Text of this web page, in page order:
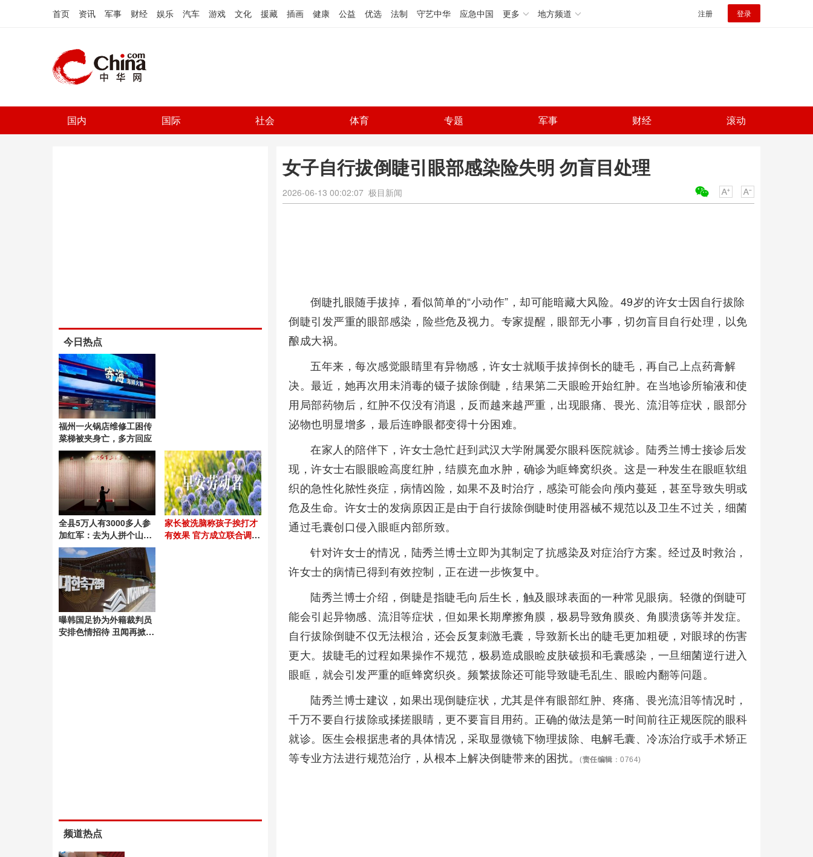
首页 资讯 军事 财经 娱乐 汽车 游戏 文化 援藏 插画 健康 公益 优选 法制 守艺中华 应急中国 更多 地方频道 注册 登录
国内 国际 社会 体育 专题 军事 财经 滚动
女子自行拔倒睫引眼部感染险失明 勿盲目处理
2026-06-13 00:02:07 极目新闻
倒睫扎眼随手拔掉，看似简单的“小动作”，却可能暗藏大风险。49岁的许女士因自行拔除
倒睫引发严重的眼部感染，险些危及视力。专家提醒，眼部无小事，切勿盲目自行处理，以免
酿成大祸。
五年来，每次感觉眼睛里有异物感，许女士就顺手拔掉倒长的睫毛，再自己上点药膏解
决。最近，她再次用未消毒的镊子拔除倒睫，结果第二天眼睑开始红肿。在当地诊所输液和使
用局部药物后，红肿不仅没有消退，反而越来越严重，出现眼痛、畏光、流泪等症状，眼部分
泌物也明显增多，最后连睁眼都变得十分困难。
在家人的陪伴下，许女士急忙赶到武汉大学附属爱尔眼科医院就诊。陆秀兰博士接诊后发
现，许女士右眼眼睑高度红肿，结膜充血水肿，确诊为眶蜂窝织炎。这是一种发生在眼眶软组
织的急性化脓性炎症，病情凶险，如果不及时治疗，感染可能会向颅内蔓延，甚至导致失明或
危及生命。许女士的发病原因正是由于自行拔除倒睫时使用器械不规范以及卫生不过关，细菌
通过毛囊创口侵入眼眶内部所致。
针对许女士的情况，陆秀兰博士立即为其制定了抗感染及对症治疗方案。经过及时救治，
许女士的病情已得到有效控制，正在进一步恢复中。
陆秀兰博士介绍，倒睫是指睫毛向后生长，触及眼球表面的一种常见眼病。轻微的倒睫可
能会引起异物感、流泪等症状，但如果长期摩擦角膜，极易导致角膜炎、角膜溃疡等并发症。
自行拔除倒睫不仅无法根治，还会反复刺激毛囊，导致新长出的睫毛更加粗硬，对眼球的伤害
更大。拔睫毛的过程如果操作不规范，极易造成眼睑皮肤破损和毛囊感染，一旦细菌逆行进入
眼眶，就会引发严重的眶蜂窝织炎。频繁拔除还可能导致睫毛乱生、眼睑内翻等问题。
陆秀兰博士建议，如果出现倒睫症状，尤其是伴有眼部红肿、疼痛、畏光流泪等情况时，
千万不要自行拔除或揉搓眼睛，更不要盲目用药。正确的做法是第一时间前往正规医院的眼科
就诊。医生会根据患者的具体情况，采取显微镜下物理拔除、电解毛囊、冷冻治疗或手术矫正
等专业方法进行规范治疗，从根本上解决倒睫带来的困扰。
(责任编辑 ：0764)
今日热点
福州一火锅店维修工困传
菜梯被夹身亡，多方回应
全县5万人有3000多人参
加红军：去为人拼个山河
安宁！ 3927个名字镌刻
英雄墙
家长被洗脑称孩子挨打才
有效果 官方成立联合调查
曝韩国足协为外籍裁判员
安排色情招待 丑闻再掀波
频道热点